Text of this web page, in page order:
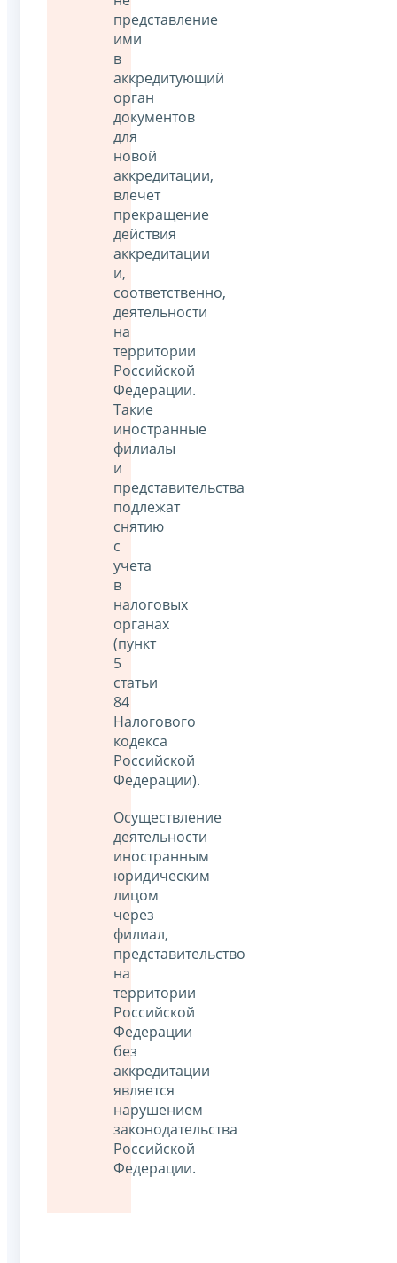
представление
ими
в
аккредитующий
орган
документов
для
новой
аккредитации,
влечет
прекращение
действия
аккредитации
и,
соответственно,
деятельности
на
территории
Российской
Федерации.
Такие
иностранные
филиалы
и
представительства
подлежат
снятию
с
учета
в
налоговых
органах
(пункт
5
статьи
84
Налогового
кодекса
Российской
Федерации).
Осуществление
деятельности
иностранным
юридическим
лицом
через
филиал,
представительство
на
территории
Российской
Федерации
без
аккредитации
является
нарушением
законодательства
Российской
Федерации.